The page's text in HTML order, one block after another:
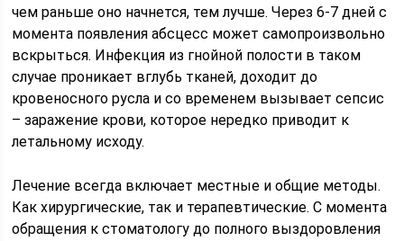
чем раньше оно начнется, тем лучше. Через 6-7 дней с
момента появления абсцесс может самопроизвольно
вскрыться. Инфекция из гнойной полости в таком
случае проникает вглубь тканей, доходит до
кровеносного русла и со временем вызывает сепсис
– заражение крови, которое нередко приводит к
летальному исходу.
Лечение всегда включает местные и общие методы.
Как хирургические, так и терапевтические. С момента
обращения к стоматологу до полного выздоровления